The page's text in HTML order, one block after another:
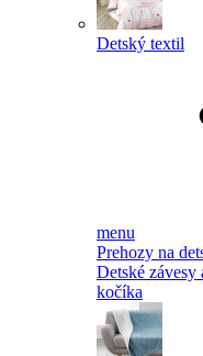
Detský textil
menu
Prehozy na
Detské závesy
kočíka